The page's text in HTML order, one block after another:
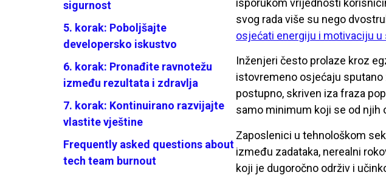
sigurnost
5. korak: Poboljšajte
developersko iskustvo
6. korak: Pronađite ravnotežu
između rezultata i zdravlja
7. korak: Kontinuirano razvijajte
vlastite vještine
Frequently asked questions about
tech team burnout
isporukom vrijednosti
svog rada više su nego
osjećati energiju i motivaciju u
Inženjeri često prolaze kroz
istovremeno osjećaju sputano
postupno, skriven iza fraza
samo minimum koji se od njih
Zaposlenici u tehnološkom
između zadataka, nerealni
koji je dugoročno održiv i